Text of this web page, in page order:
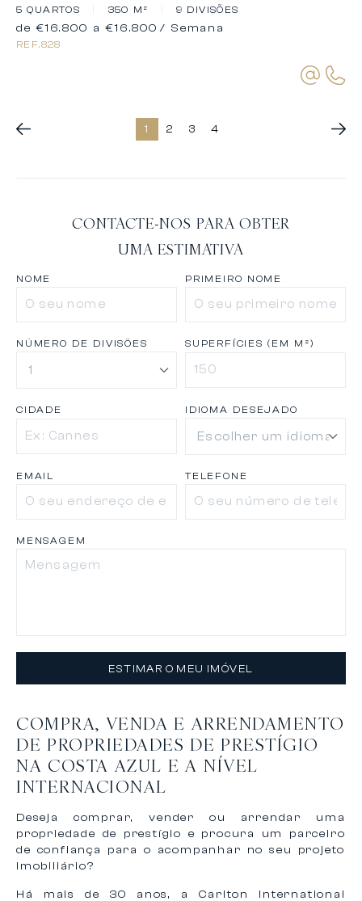
5 QUARTOS 350 M² 9 DIVISÕES
REF.828
de €16.800 a €16.800 / Semana
1 2 3 4
CONTACTE-NOS PARA OBTER
UMA ESTIMATIVA
NOME PRIMEIRO NOME
NÚMERO DE DIVISÕES SUPERFÍCIES (EM M²)
CIDADE IDIOMA DESEJADO
EMAIL TELEFONE
MENSAGEM
ESTIMAR O MEU IMÓVEL
COMPRA, VENDA E ARRENDAMENTO
DE PROPRIEDADES DE PRESTÍGIO
NA COSTA AZUL E A NÍVEL
INTERNACIONAL
Deseja comprar, vender ou arrendar uma
propriedade de prestígio e procura um parceiro
de confiança para o acompanhar no seu projeto
imobiliário?
Há mais de 30 anos, a Carlton International